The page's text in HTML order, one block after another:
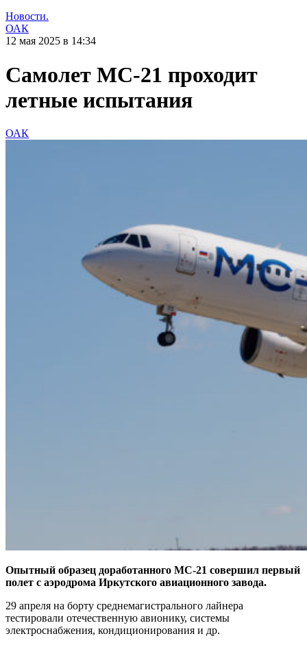
Новости.
ОАК
12 мая 2025 в 14:34
Самолет МС‑21 проходит
летные испытания
ОАК
Опытный образец доработанного МС‑21 совершил первый
полет с аэродрома Иркутского авиационного завода.
29 апреля на борту среднемагистрального лайнера
тестировали отечественную авионику, системы
электроснабжения, кондиционирования и др.